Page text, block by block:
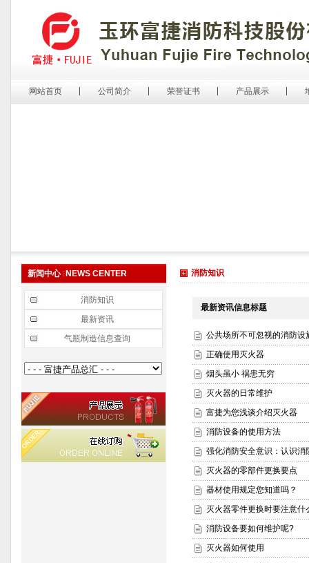
网站首页 公司简介 荣誉证书 产品展示
新闻中心 NEWS CENTER
消防知识
最新资讯
气瓶制造信息查询
消防知识
最新资讯信息标题
公共场所不可忽视的消防设
正确使用灭火器
烟头虽小 祸患无穷
灭火器的日常维护
富捷为您浅谈介绍灭火器
消防设备的使用方法
强化消防安全意识：认识
灭火器的零部件更换要点
器材使用规定您知道吗？
灭火器零件更换时要注意什
消防设备要如何维护呢?
灭火器如何使用